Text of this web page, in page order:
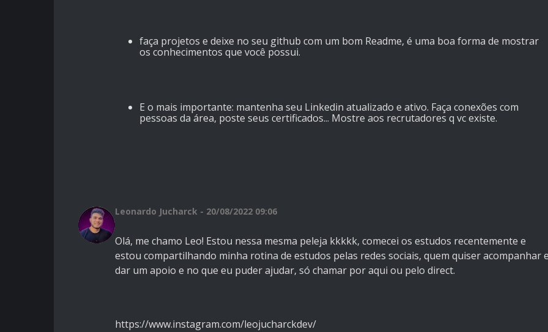
faça projetos e deixe no seu github com um bom Readme, é uma boa forma de mostrar
os conhecimentos que você possui.
E o mais importante: mantenha seu Linkedin atualizado e ativo. Faça conexões com
pessoas da área, poste seus certificados... Mostre aos recrutadores q vc existe.
Leonardo Jucharck - 20/08/2022 09:06
Olá, me chamo Leo! Estou nessa mesma peleja kkkkk, comecei os estudos recentemente e
estou compartilhando minha rotina de estudos pelas redes sociais, quem quiser acompanhar
dar um apoio e no que eu puder ajudar, só chamar por aqui ou pelo direct.
https://www.instagram.com/leojucharckdev/